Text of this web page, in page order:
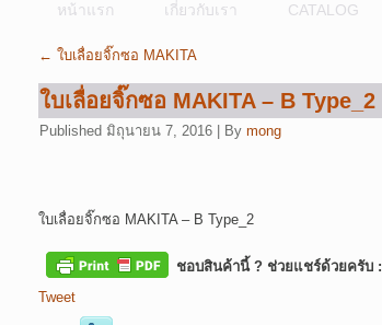
หน้าแรก เกี่ยวกับเรา CATALOG
← ใบเลื่อยจิ๊กซอ MAKITA
ใบเลื่อยจิ๊กซอ MAKITA – B Type_2
Published มิถุนายน 7, 2016 By mong
ใบเลื่อยจิ๊กซอ MAKITA – B Type_2
ชอบสินค้านี้ ? ช่วยแชร์ด้วยครับ :
Tweet